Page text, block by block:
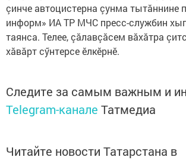
çинче автоцистерна çунма тытăннине
информ» ИА ТР МЧС пресс-службин
таянса. Телее, çăлавçăсем вăхăтра
хăвăрт сӳнтерсе ӗлкӗрнӗ.
Следите за самым важным и
Telegram-канале Татмедиа
Читайте новости Татарстана в